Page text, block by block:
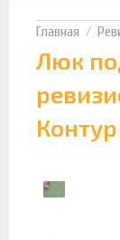
Люк